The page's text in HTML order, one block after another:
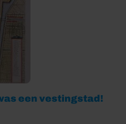
een vestingstad!